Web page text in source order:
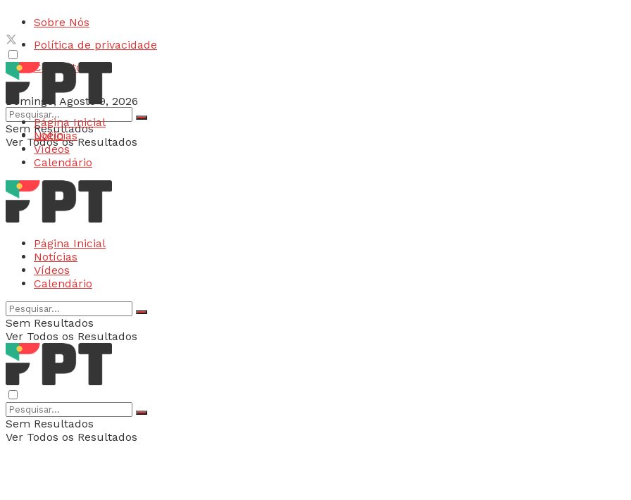
Sobre Nós
Política de privacidade
Contactos
Domingo, Agosto 9, 2026
Login
Sem Resultados
Ver Todos os Resultados
Página Inicial
Notícias
Vídeos
Calendário
Página Inicial
Notícias
Vídeos
Calendário
Sem Resultados
Ver Todos os Resultados
Sem Resultados
Ver Todos os Resultados